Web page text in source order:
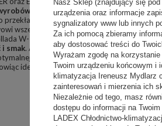
cukierniczych. Ellada 1360, z
przekłada się na wygodę obsługi klientów.
wszechstronności, umożliwiając
W-1/C5 WW1360 jest doskonałym
i smak. APOLLO X 1360, z kolei, to witryna
temperatury orazatrakcyjną
idealne uzupełnienie dla pozostałych
Nasz Sklep (znajdujący się
urządzenia oraz informacje
sygnalizatory www lub innych
Za ich pomocą zbieramy
aby dostosować treści do
Wyrażam zgodę na
Twoim urządzeniu końcowym i
klimatyzacja Ireneusz Mydlarz
zainteresowań i mierzenia ich
Niezależnie od tego, masz
dostępu do informacji na
LADEX Chłodnictwo-